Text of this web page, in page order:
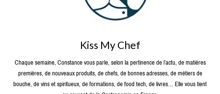
Kiss My Chef
Chaque semaine, Constance vous parle, selon la pertinence de l’actu, de matières
premières, de nouveaux produits, de chefs, de bonnes adresses, de métiers de
bouche, de vins et spiritueux, de formations, de food tech, de livres… Elle vous tient